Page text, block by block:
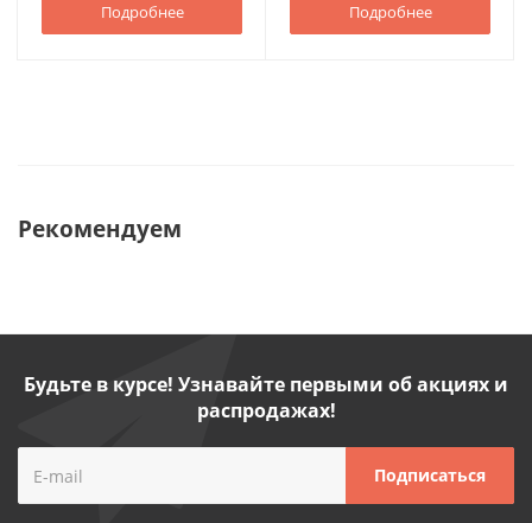
Подробнее Подробнее
Рекомендуем
Будьте в курсе! Узнавайте первыми об акциях и
распродажах!